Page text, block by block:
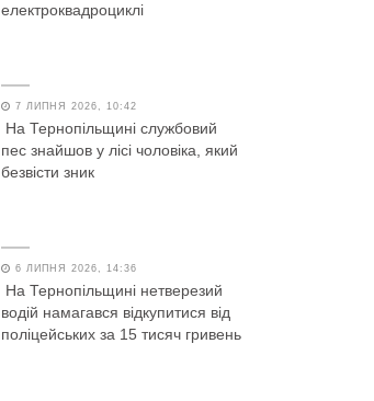
електроквадроциклі
7 ЛИПНЯ 2026, 10:42
На Тернопільщині службовий
пес знайшов у лісі чоловіка, який
безвісти зник
6 ЛИПНЯ 2026, 14:36
На Тернопільщині нетверезий
водій намагався відкупитися від
поліцейських за 15 тисяч гривень